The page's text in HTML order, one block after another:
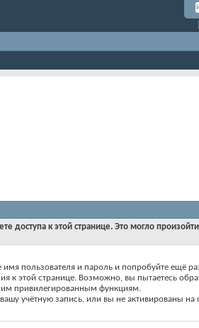
доступа к этой странице. Это могло
имя пользователя и пароль и попробуйте ещё
к этой странице. Возможно, вы пытаетесь
привилегированным функциям.
учётную запись, или вы не активированы на